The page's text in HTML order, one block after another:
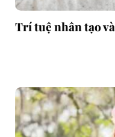
Trí tuệ nhân tạo